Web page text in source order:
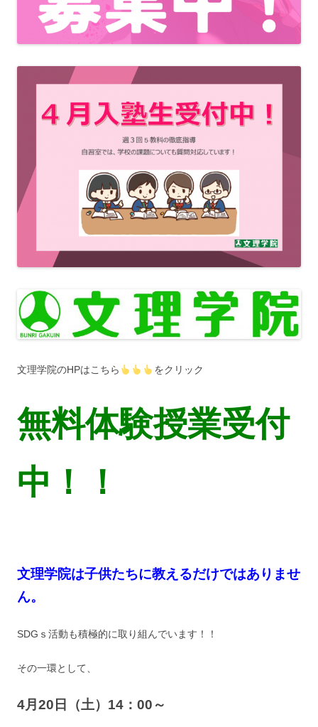
文理学院のHPはこちら をクリック
無料体験授業受付
中！！
文理学院は子供たちに教えるだけではありませ
ん。
SDGｓ活動も積極的に取り組んでいます！！
その一環として、
4月20日（土）14：00～